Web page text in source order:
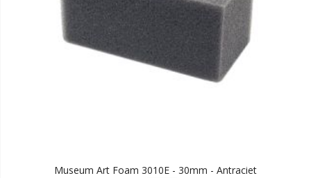
Museum Art Foam 3010E - 30mm - Antraciet